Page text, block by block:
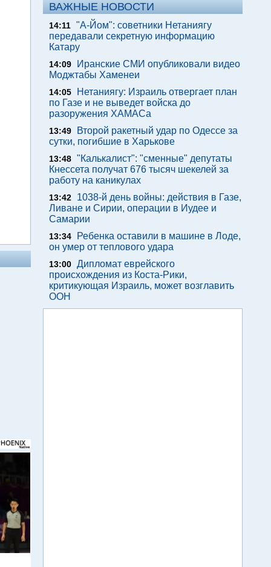
ВАЖНЫЕ НОВОСТИ
14:11 "А-Йом": советники Нетаниягу
передавали секретную информацию
Катару
14:09
Иранские СМИ опубликовали видео
Моджтабы Хаменеи
14:05
Нетаниягу: Израиль отвергает план
по Газе и не выведет войска до
разоружения ХАМАСа
13:49
Второй ракетный удар по Одессе за
сутки, погибшие в Харькове
13:48 "Калькалист": "сменные" депутаты
Кнессета получат 676 тысяч шекелей за
работу на каникулах
13:42
1038-й день войны: действия в Газе,
Ливане и Сирии, операции в Иудее и
Самарии
13:34
Ребенка оставили в машине в Лоде,
он умер от теплового удара
13:00 Дипломат еврейского
происхождения из Коста-Рики,
критикующая Израиль, может возглавить
ООН